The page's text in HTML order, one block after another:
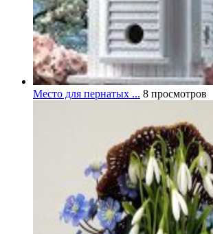
Место для пернатых ... 8 просмотров